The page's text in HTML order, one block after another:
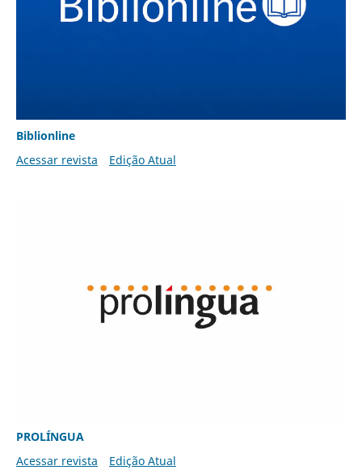
Biblionline
Acessar revista
Edição Atual
PROLÍNGUA
Acessar revista
Edição Atual